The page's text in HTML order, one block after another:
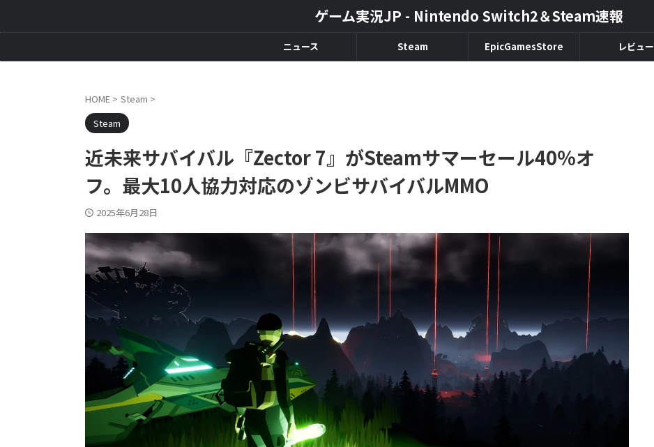
ゲーム実況JP - Nintendo Switch2＆Steam速報
ニュース Steam EpicGamesStore レビュー
HOME > Steam >
Steam
近未来サバイバル『Zector 7』がSteamサマーセール40％オ
フ。最大10人協力対応のゾンビサバイバルMMO
2025年6月28日